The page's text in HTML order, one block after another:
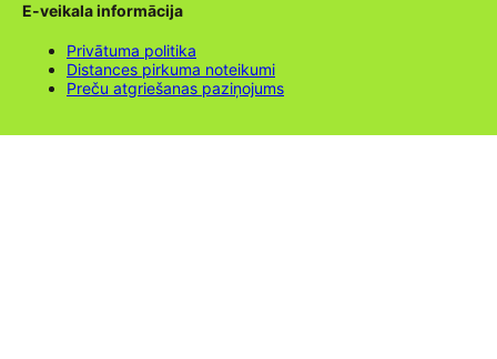
E-veikala informācija
Privātuma politika
Distances pirkuma noteikumi
Preču atgriešanas paziņojums